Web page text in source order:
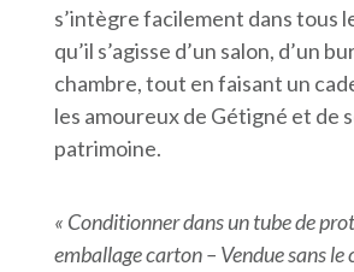
s’intègre facilement dans tous
qu’il s’agisse d’un salon, d’un
chambre, tout en faisant un
les amoureux de Gétigné et de
patrimoine.
« Conditionner dans un tube de
emballage carton – Vendue sans le